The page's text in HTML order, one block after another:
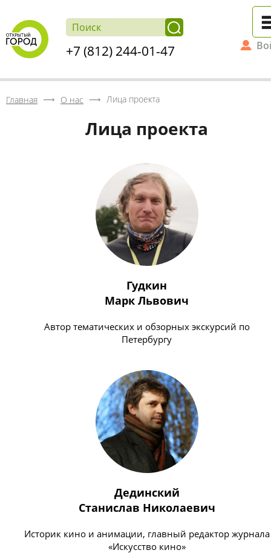
+7 (812) 244-01-47
Главная О нас Лица проекта
Лица проекта
Гудкин
Марк Львович
Автор тематических и обзорных экскурсий по
Петербургу
Дединский
Станислав Николаевич
Историк кино и анимации, главный редактор журнала
«Искусство кино»